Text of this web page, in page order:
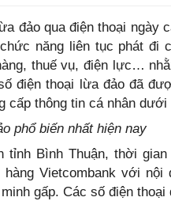
đảo qua điện thoại ngày
năng liên tục phát đi
thuế vụ, điện lực…
điện thoại lừa đảo đã
cấp thông tin cá nhân
phổ biến nhất hiện nay
tỉnh Bình Thuận, thời
hàng Vietcombank với
gấp. Các số điện